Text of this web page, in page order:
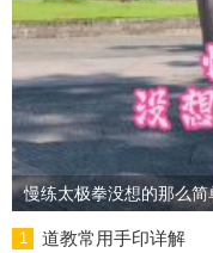
慢练太极拳没想的那么简
1 道教常用手印详解